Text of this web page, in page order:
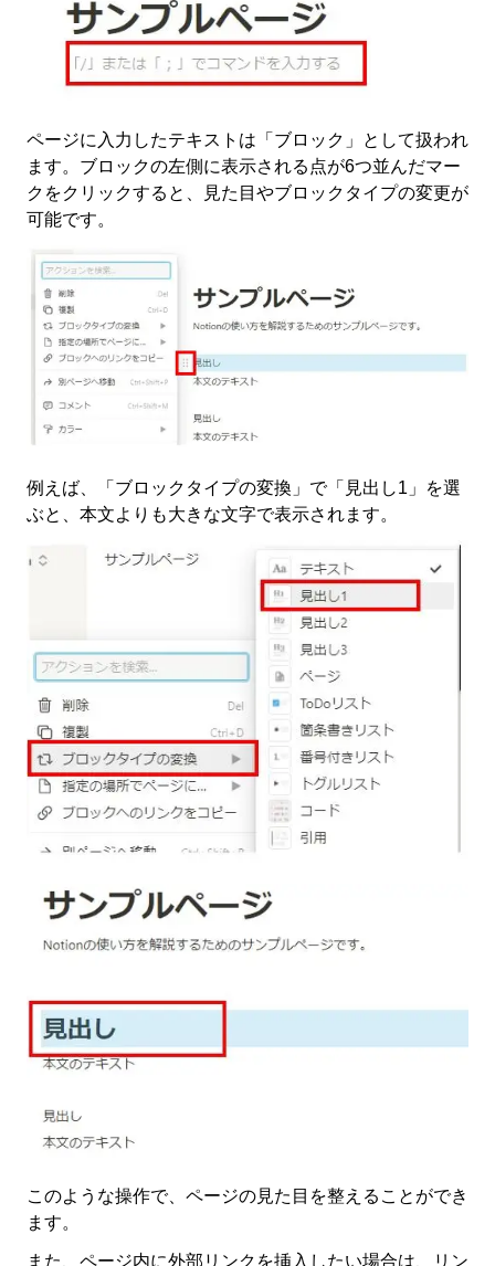
ページに入力したテキストは「ブロック」として扱われ
ます。ブロックの左側に表示される点が6つ並んだマー
クをクリックすると、見た目やブロックタイプの変更が
可能です。
例えば、「ブロックタイプの変換」で「見出し1」を選
ぶと、本文よりも大きな文字で表示されます。
このような操作で、ページの見た目を整えることができ
ます。
また、ページ内に外部リンクを挿入したい場合は、リン